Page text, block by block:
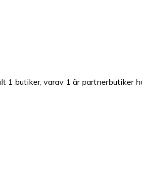
1 butiker, varav 1 är partnerbutiker